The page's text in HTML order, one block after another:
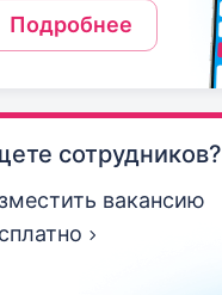
Подробнее
сотрудников?
вакансию